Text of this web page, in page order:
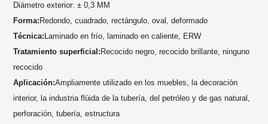
Diámetro exterior: ± 0,3 MM
Forma: Redondo, cuadrado, rectángulo, oval, deformado
Técnica: Laminado en frío, laminado en caliente, ERW
Tratamiento superficial: Recocido negro, recocido brillante, ninguno
recocido
Aplicación:Ampliamente utilizado en los muebles, la decoración
interior, la industria flúida de la tubería, del petróleo y de gas natural,
perforación, tubería, estructura